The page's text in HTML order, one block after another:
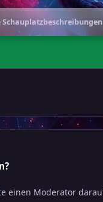
Schauplatzbeschreibungen